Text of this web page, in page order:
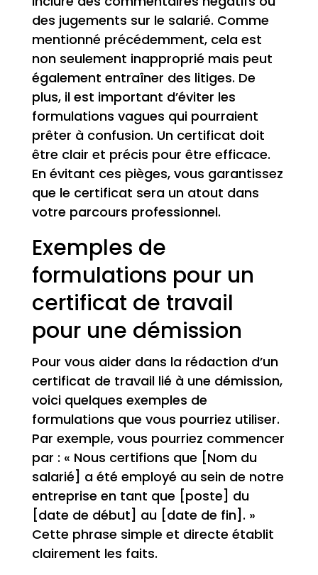
des jugements sur le salarié. Comme
mentionné précédemment, cela est
non seulement inapproprié mais peut
également entraîner des litiges. De
plus, il est important d’éviter les
formulations vagues qui pourraient
prêter à confusion. Un certificat doit
être clair et précis pour être efficace.
En évitant ces pièges, vous garantissez
que le certificat sera un atout dans
votre parcours professionnel.
Exemples de
formulations pour un
certificat de travail
pour une démission
Pour vous aider dans la rédaction d’un
certificat de travail lié à une démission,
voici quelques exemples de
formulations que vous pourriez utiliser.
Par exemple, vous pourriez commencer
par : « Nous certifions que [Nom du
salarié] a été employé au sein de notre
entreprise en tant que [poste] du
[date de début] au [date de fin]. »
Cette phrase simple et directe établit
clairement les faits.